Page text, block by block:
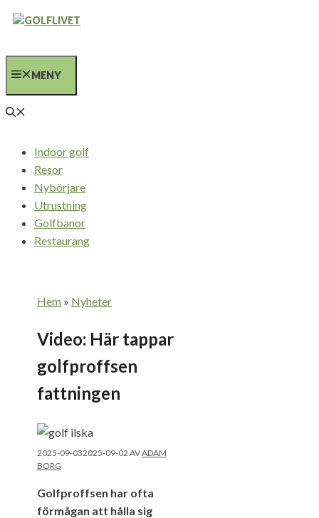
Hoppa
MENY
Indoor golf
Resor
Nybörjare
Utrustning
Golfbanor
Restaurang
Hem » Nyheter
Video: Här tappar
golfproffsen
fattningen
2025-09-032025-09-02 AVADAM
BORG
Golfproffsen har ofta
förmågan att hålla sig